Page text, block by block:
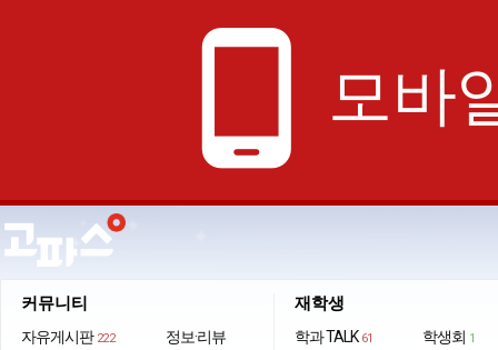
phone_android 모바
커뮤니티
자유게시판 222
정보·리뷰
재학생
학과 TALK 61 학생회 1